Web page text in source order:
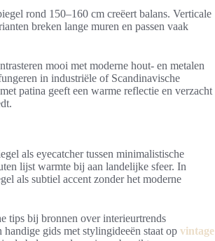
rond 150–160 cm creëert balans. Verticale
breken lange muren en passen vaak
mooi met moderne hout- en metalen
in industriële of Scandinavische
patina geeft een warme reflectie en verzacht
als eyecatcher tussen minimalistische
lijst warmte bij aan landelijke sfeer. In
als subtiel accent zonder het moderne
tips bij bronnen over interieurtrends
gids met stylingideeën staat op vintage